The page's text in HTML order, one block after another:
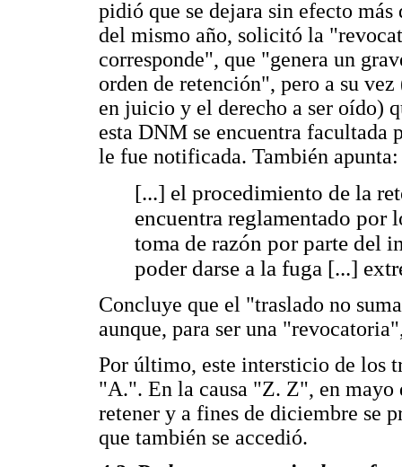
pidió que se dejara sin efecto más
del mismo año, solicitó la
corresponde", que "genera un
orden de retención", pero a su
en juicio y el derecho a ser oído)
esta DNM se encuentra facultada
le fue notificada. También apunta:
[...] el procedimiento de la
encuentra reglamentado por
toma de razón por parte del
poder darse a la fuga [...]
Concluye que el "traslado no
aunque, para ser una
Por último, este intersticio de los
"A.". En la causa "Z. Z", en mayo
retener y a fines de diciembre se
que también se accedió.